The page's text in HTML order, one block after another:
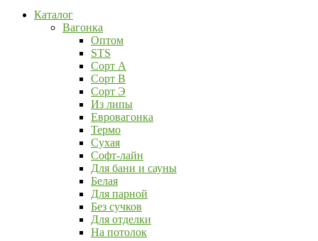
Каталог
Вагонка
Оптом
STS
Сорт А
Сорт В
Сорт Э
Из липы
Евровагонка
Термо
Сухая
Софт-лайн
Для бани и сауны
Белая
Для парной
Без сучков
Для отделки
На потолок